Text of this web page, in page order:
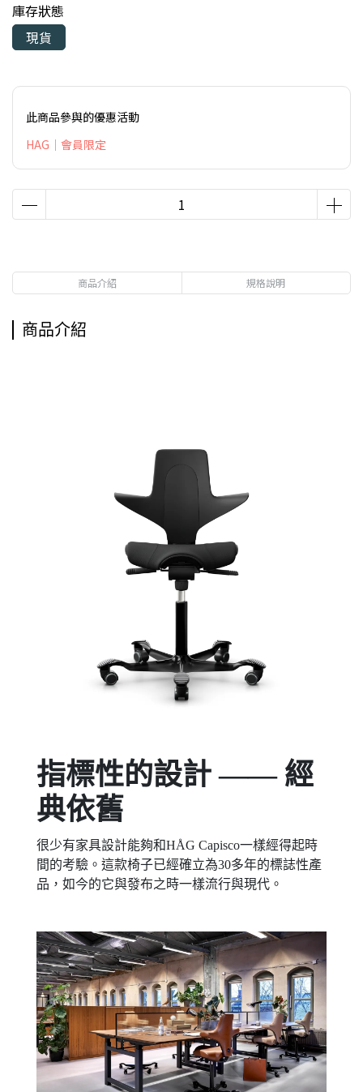
庫存狀態
現貨
此商品參與的優惠活動
HAG｜會員限定
商品介紹 規格說明
商品介紹
指標性的設計 —— 經
典依舊
很少有家具設計能夠和HÅG Capisco一樣經得起時
間的考驗。這款椅子已經確立為30多年的標誌性產
品，如今的它與發布之時一樣流行與現代。